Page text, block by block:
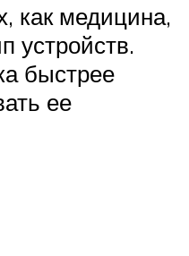
как медицина,
устройств.
быстрее
ее